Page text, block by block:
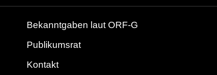
Bekanntgaben laut ORF-G
Publikumsrat
Kontakt